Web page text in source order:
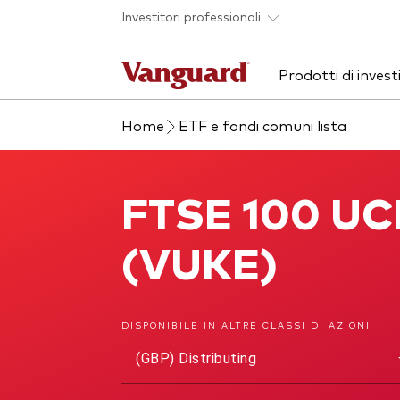
Skip to main content
Investitori professionali
Prodotti di
Visualizza i nostri
prodotti per categorie
ETF
Fondi indicizzati
Azionario
Obbligazionario
Approfondimenti
Advice
Chi siamo
Home ETF e fondi comuni lista
FTSE 100
(VUKE)
DISPONIBILE IN ALTRE CLASSI DI AZIONI
(GBP) Distributing